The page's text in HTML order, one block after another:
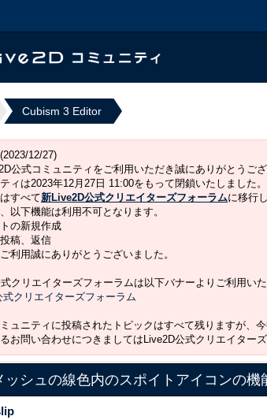
Cubism 3 Editor
12/27)
公式コミュニティをご利用いただき誠にありがとうござ
ィは2023年12月27日 11:00をもって閉鎖いたしました。
すべて新Live2D公式クリエイターズフォーラムに移行
以下機能は利用不可となります。
の新規作成
稿、返信
利用誠にありがとうございました。
クリエイターズフォーラムは以下バナーよりご利用いた
ュニティに投稿されたトピックはすべて残りますが、
お問い合わせにつきましてはLive2D公式クリエイター
ッシュの線色内のスポイトアイコンの機